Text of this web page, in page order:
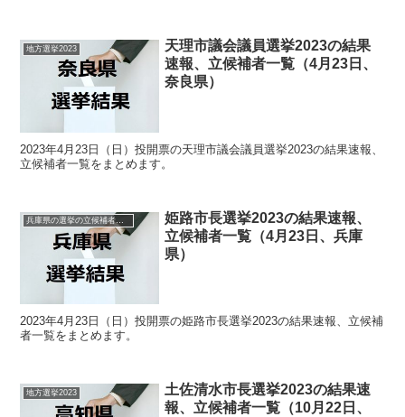
地方選挙2023
天理市議会議員選挙2023の結果
速報、立候補者一覧（4月23日、
奈良県）
2023年4月23日（日）投開票の天理市議会議員選挙2023の結果速報、
立候補者一覧をまとめます。
兵庫県の選挙の立候補者と結果速報一覧
姫路市長選挙2023の結果速報、
立候補者一覧（4月23日、兵庫
県）
2023年4月23日（日）投開票の姫路市長選挙2023の結果速報、立候補
者一覧をまとめます。
地方選挙2023
土佐清水市長選挙2023の結果速
報、立候補者一覧（10月22日、